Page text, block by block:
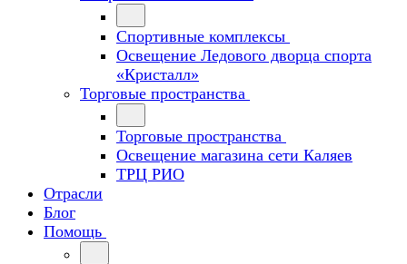
Спортивные комплексы
Освещение Ледового дворца спорта
«Кристалл»
Торговые пространства
Торговые пространства
Освещение магазина сети Каляев
ТРЦ РИО
Отрасли
Блог
Помощь